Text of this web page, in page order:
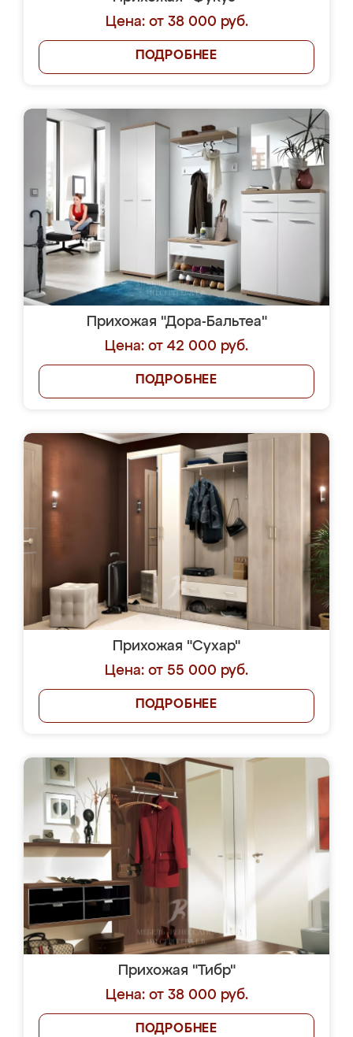
Цена: от 38 000 руб.
ПОДРОБНЕЕ
Прихожая "Дора-Бальтеа"
Цена: от 42 000 руб.
ПОДРОБНЕЕ
Прихожая "Сухар"
Цена: от 55 000 руб.
ПОДРОБНЕЕ
Прихожая "Тибр"
Цена: от 38 000 руб.
ПОДРОБНЕЕ